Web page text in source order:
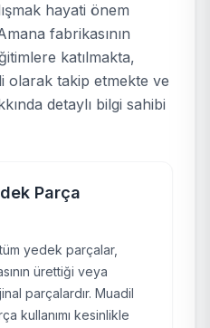
hayati önem
fabrikasının
katılmakta,
olarak takip etmekte ve
detaylı bilgi sahibi
Parça
tüm yedek parçalar,
ürettiği veya
parçalardır. Muadil
kullanımı kesinlikle